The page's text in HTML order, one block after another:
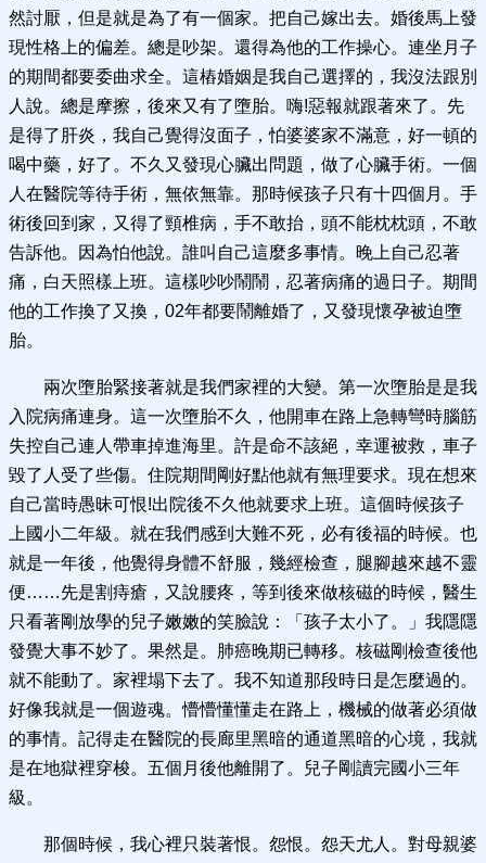
然討厭，但是就是為了有一個家。把自己嫁出去。婚後馬上發
現性格上的偏差。總是吵架。還得為他的工作操心。連坐月子
的期間都要委曲求全。這樁婚姻是我自己選擇的，我沒法跟別
人說。總是摩擦，後來又有了墮胎。嗨!惡報就跟著來了。先
是得了肝炎，我自己覺得沒面子，怕婆婆家不滿意，好一頓的
喝中藥，好了。不久又發現心臟出問題，做了心臟手術。一個
人在醫院等待手術，無依無靠。那時候孩子只有十四個月。手
術後回到家，又得了頸椎病，手不敢抬，頭不能枕枕頭，不敢
告訴他。因為怕他說。誰叫自己這麼多事情。晚上自己忍著
痛，白天照樣上班。這樣吵吵鬧鬧，忍著病痛的過日子。期間
他的工作換了又換，02年都要鬧離婚了，又發現懷孕被迫墮
胎。
兩次墮胎緊接著就是我們家裡的大變。第一次墮胎是是我
入院病痛連身。這一次墮胎不久，他開車在路上急轉彎時腦筋
失控自己連人帶車掉進海里。許是命不該絕，幸運被救，車子
毀了人受了些傷。住院期間剛好點他就有無理要求。現在想來
自己當時愚昧可恨!出院後不久他就要求上班。這個時候孩子
上國小二年級。就在我們感到大難不死，必有後福的時候。也
就是一年後，他覺得身體不舒服，幾經檢查，腿腳越來越不靈
便……先是割痔瘡，又說腰疼，等到後來做核磁的時候，醫生
只看著剛放學的兒子嫩嫩的笑臉說：「孩子太小了。」我隱隱
發覺大事不妙了。果然是。肺癌晚期已轉移。核磁剛檢查後他
就不能動了。家裡塌下去了。我不知道那段時日是怎麼過的。
好像我就是一個遊魂。懵懵懂懂走在路上，機械的做著必須做
的事情。記得走在醫院的長廊里黑暗的通道黑暗的心境，我就
是在地獄裡穿梭。五個月後他離開了。兒子剛讀完國小三年
級。
那個時候，我心裡只裝著恨。怨恨。怨天尤人。對母親婆